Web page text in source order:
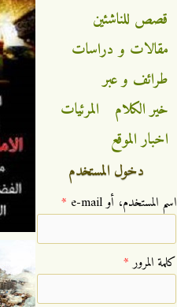
قصص للناشئين
مقالات و دراسات
طرائف و عبر
خير الكلام
المرئيات
اخبار الموقع
دخول المستخدم
‏اسم المستخدم، أو e-mail ‏ *
‏كلمة المرور ‏*